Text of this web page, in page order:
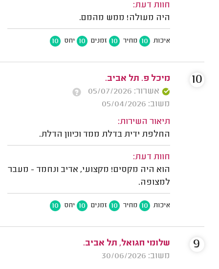
חוות דעת:
היה מעולה! ממש מהמם.
איכות 10 מחיר 10 זמנים 10 יחס 10
מיכל פ. תל אביב.
אשרור: 05/07/2026
משוב: 05/04/2026
תיאור השירות:
החלפת ידית בדלת ממד וכיוון הדלת.
חוות דעת:
הוא היה מקסים! מקצועי, אדיב ונחמד - מעבר
למצופה.
איכות 10 מחיר 10 זמנים 10 יחס 10
10
שלומי חגואל, תל אביב.
משוב: 30/06/2026
9